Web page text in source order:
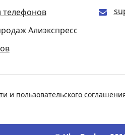
телефонов
Алиэкспресс
и пользовательского